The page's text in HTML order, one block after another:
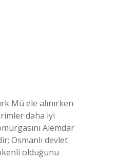
Mü ele alınırken
daha iyi
Alemdar
Osmanlı devlet
olduğunu